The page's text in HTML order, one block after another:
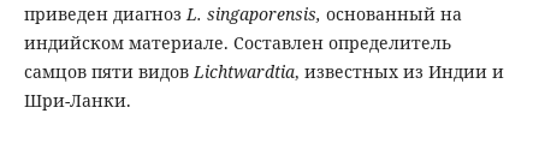
приведен диагнозL. singaporensis, основанный на
индийском материале. Составлен определитель
самцов пяти видовLichtwardtia, известных из Индии и
Шри-Ланки.